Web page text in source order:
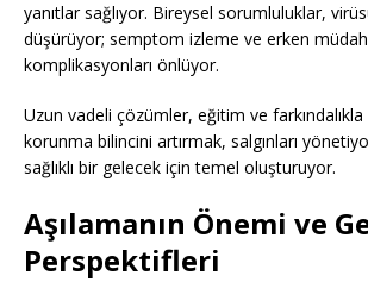
yanıtlar sağlıyor. Bireysel sorumluluklar,
düşürüyor; semptom izleme ve erken
komplikasyonları önlüyor.
Uzun vadeli çözümler, eğitim ve
korunma bilincini artırmak, salgınları
sağlıklı bir gelecek için temel oluşturuyor.
Aşılamanın Önemi ve
Perspektifleri